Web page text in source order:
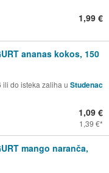
1,99 €
ananas kokos, 150
do isteka zaliha u Studenac
1,09 €
1,39 €
mango naranča,